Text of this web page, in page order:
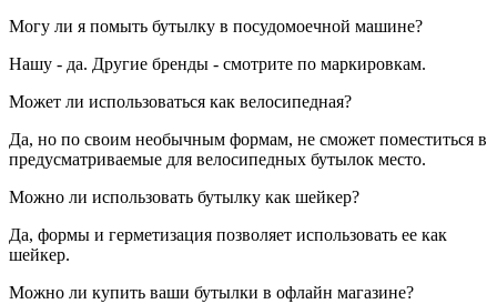
Могу ли я помыть бутылку в посудомоечной машине?
Нашу - да. Другие бренды - смотрите по маркировкам.
Может ли использоваться как велосипедная?
Да, но по своим необычным формам, не сможет поместиться в
предусматриваемые для велосипедных бутылок место.
Можно ли использовать бутылку как шейкер?
Да, формы и герметизация позволяет использовать ее как
шейкер.
Можно ли купить ваши бутылки в офлайн магазине?